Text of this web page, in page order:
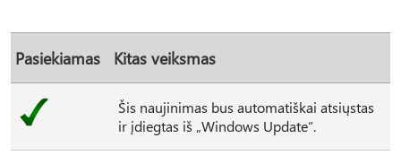
Pasiekiamas Kitas veiksmas
Šis naujinimas bus automatiškai atsiųstas
ir įdiegtas iš „Windows Update“.